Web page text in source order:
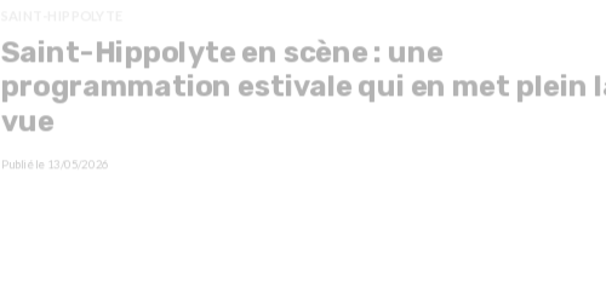
Saint-Hippolyte en scène : une
programmation estivale qui en met plein
vue
Publié le 13/05/2026